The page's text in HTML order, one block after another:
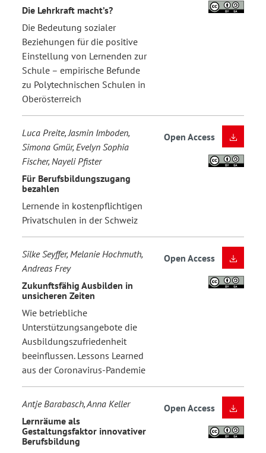
Die Lehrkraft macht’s?
Die Bedeutung sozialer
Beziehungen für die positive
Einstellung von Lernenden zur
Schule – empirische Befunde
zu Polytechnischen Schulen in
Oberösterreich
Luca Preite, Jasmin Imboden,
Simona Gmür, Evelyn Sophia
Fischer, Nayeli Pfister
Für Berufsbildungszugang
bezahlen
Lernende in kostenpflichtigen
Privatschulen in der Schweiz
Open Access
Silke Seyffer, Melanie Hochmuth,
Andreas Frey
Zukunftsfähig Ausbilden in
unsicheren Zeiten
Wie betriebliche
Unterstützungsangebote die
Ausbildungszufriedenheit
beeinflussen. Lessons Learned
aus der Coronavirus-Pandemie
Open Access
Antje Barabasch, Anna Keller
Lernräume als
Gestaltungsfaktor innovativer
Berufsbildung
Open Access